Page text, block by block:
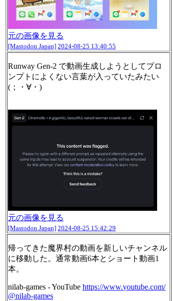
元の画像を見る
[Mastodon Japan] 2024-08-25 13:40:55
Runway Gen-2 で動画生成しようとしてプロ
ンプトによくない言葉が入っていたみたい
(；・∀・)
元の画像を見る
[Mastodon Japan] 2024-08-25 15:42:29
帰ってきた魔界村の動画を新しいチャンネル
に移動した。通常動画6本とショート動画1
本。
nilab-games - YouTube https://www.youtube.com/
@nilab-games